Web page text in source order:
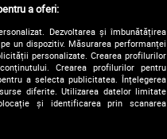
a oferi:
Dezvoltarea și îmbunătățirea
un dispozitiv. Măsurarea performanței
personalizate. Crearea profilurilor
Crearea profilurilor pentru
a selecta publicitatea. Înțelegerea
diferite. Utilizarea datelor limitate
și identificarea prin scanarea